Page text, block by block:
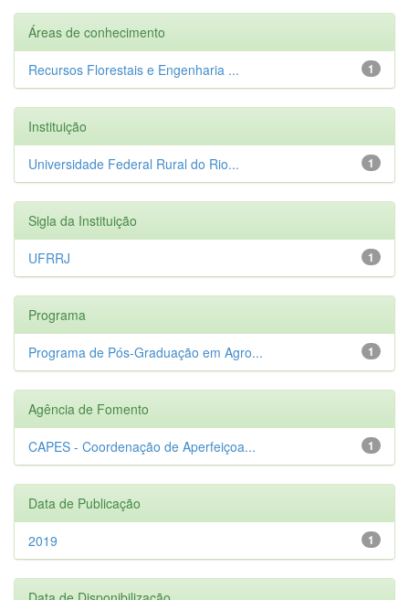
Áreas de conhecimento
1
Recursos Florestais e Engenharia ...
Instituição
1
Universidade Federal Rural do Rio...
Sigla da Instituição
1
UFRRJ
Programa
1
Programa de Pós-Graduação em Agro...
Agência de Fomento
1
CAPES - Coordenação de Aperfeiçoa...
Data de Publicação
1
2019